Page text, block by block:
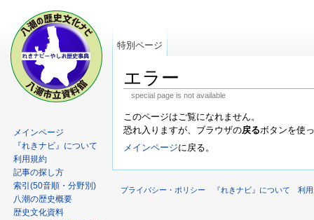
エラー
special page is not available
このページはご覧になれません。
恐れ入りますが、ブラウザの戻るボタンを使
メインページに戻る。
特別ページ
メインページ
『れきナビ』について
利用規約
記事の探し方
索引(50音順・分野別)
八潮の歴史概要
歴史文化資料
プライバシー・ポリシー 『れきナビ』について 利